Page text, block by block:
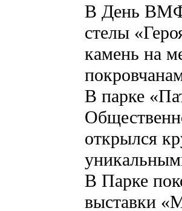
В День ВМФ
стелы
камень на
В парке
открылся
В Парке
выставки